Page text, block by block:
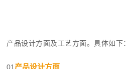
产品设计方面及工艺方面。具体如下：
01 产品设计方面